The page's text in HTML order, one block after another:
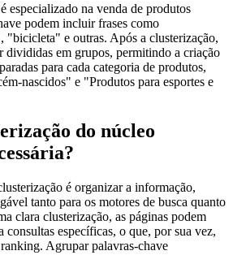
especializado na venda de produtos
podem incluir frases como
"bicicleta" e outras. Após a clusterização,
divididas em grupos, permitindo a criação
para cada categoria de produtos,
nascidos" e "Produtos para esportes e
do núcleo
é organizar a informação,
tanto para os motores de busca quanto
clara clusterização, as páginas podem
consultas específicas, o que, por sua vez,
Agrupar palavras-chave